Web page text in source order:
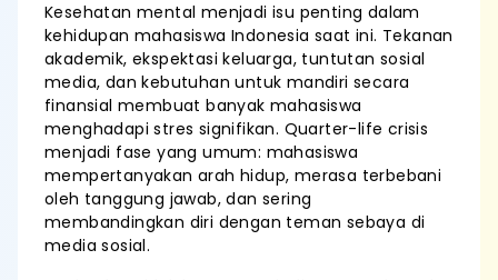
Kesehatan mental menjadi isu penting dalam
kehidupan mahasiswa Indonesia saat ini. Tekanan
akademik, ekspektasi keluarga, tuntutan sosial
media, dan kebutuhan untuk mandiri secara
finansial membuat banyak mahasiswa
menghadapi stres signifikan. Quarter-life crisis
menjadi fase yang umum: mahasiswa
mempertanyakan arah hidup, merasa terbebani
oleh tanggung jawab, dan sering
membandingkan diri dengan teman sebaya di
media sosial.